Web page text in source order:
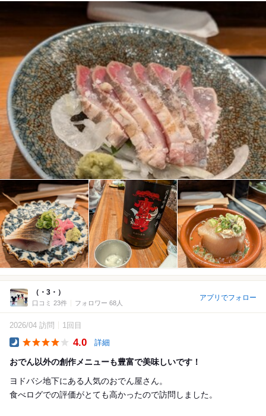
（・3・）
口コミ 23件 フォロワー 68人
アプリでフォロー
2026/04 訪問 1回目
4.0 詳細
おでん以外の創作メニューも豊富で美味しいです！
ヨドバシ地下にある人気のおでん屋さん。
食べログでの評価がとても高かったので訪問しました。